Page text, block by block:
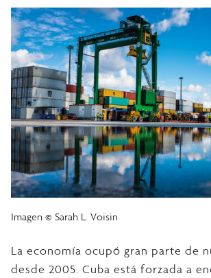
Imagen © Sarah L. Voisin
La economía ocupó gran parte de
desde 2005. Cuba está forzada a